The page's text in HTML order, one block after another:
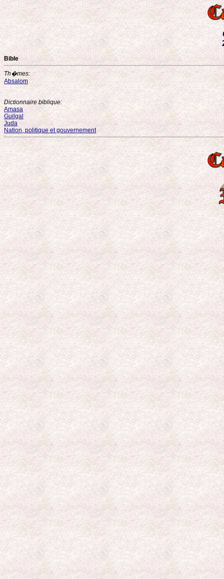
Bible
Th�mes:
Absalom
Dictionnaire biblique:
Amasa
Guilgal
Juda
Nation, politique et gouvernement